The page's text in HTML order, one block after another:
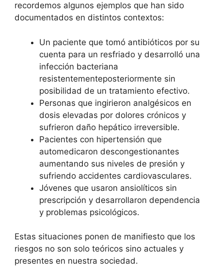
recordemos algunos ejemplos que han sido
documentados en distintos contextos:
Un paciente que tomó antibióticos por su
cuenta para un resfriado y desarrolló una
infección bacteriana
resistentementeposteriormente sin
posibilidad de un tratamiento efectivo.
Personas que ingirieron analgésicos en
dosis elevadas por dolores crónicos y
sufrieron daño hepático irreversible.
Pacientes con hipertensión que
automedicaron descongestionantes
aumentando sus niveles de presión y
sufriendo accidentes cardiovasculares.
Jóvenes que usaron ansiolíticos sin
prescripción y desarrollaron dependencia
y problemas psicológicos.
Estas situaciones ponen de manifiesto que los
riesgos no son solo teóricos sino actuales y
presentes en nuestra sociedad.